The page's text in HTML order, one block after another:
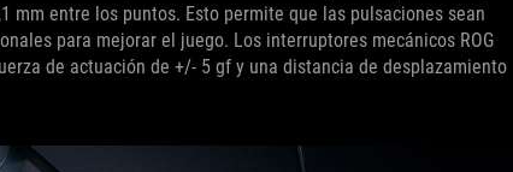
mm entre los puntos. Esto permite que las pulsaciones sean
para mejorar el juego. Los interruptores mecánicos ROG
de actuación de +/- 5 gf y una distancia de desplazamiento